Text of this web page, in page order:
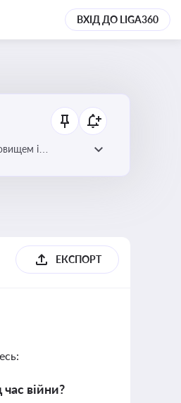
ВХІД ДО LIGA360
і
ЕКСПОРТ
війни?